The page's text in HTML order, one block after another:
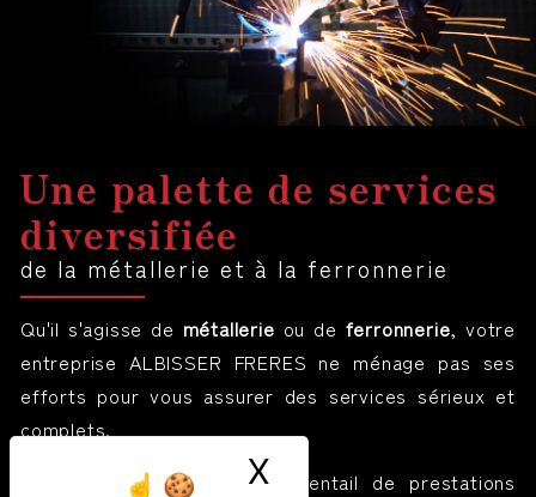
X Masquer le
Une palette de services
diversifiée
de la métallerie et à la ferronnerie
Qu'il s'agisse de métallerie ou de ferronnerie, votre
entreprise ALBISSER FRERES ne ménage pas ses
efforts pour vous assurer des services sérieux et
complets.
Nous proposons un large éventail de prestations